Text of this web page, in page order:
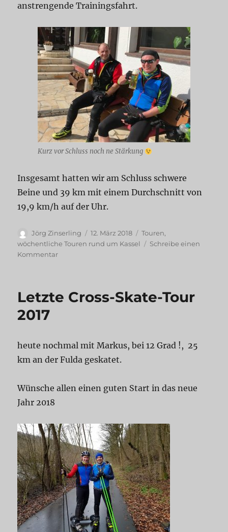
anstrengende Trainingsfahrt.
Kurz vor Schluss noch ne Stärkung
Insgesamt hatten wir am Schluss schwere
Beine und 39 km mit einem Durchschnitt von
19,9 km/h auf der Uhr.
Autor
Jörg Zinserling
Veröffentlicht
am
12. März 2018 Kategorien
Touren,
wöchentliche Touren rund um Kassel
Schreibe einen
Kommentarzu
Skating-
Letzte Cross-Skate-Tour
2017
heute nochmal mit Markus, bei 12 Grad !, 25
km an der Fulda geskatet.
Wünsche allen einen guten Start in das neue
Jahr 2018